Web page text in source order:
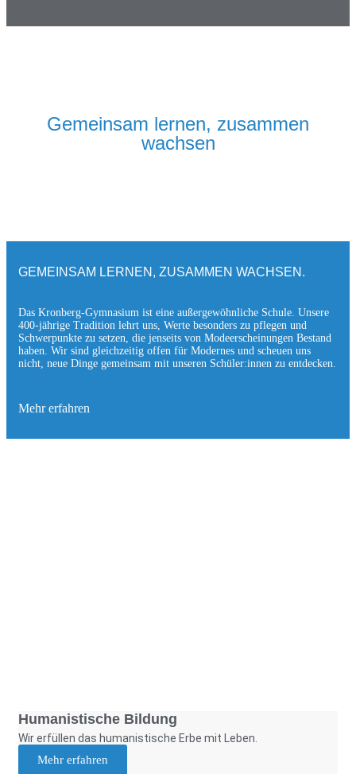
Gemeinsam lernen, zusammen
wachsen
GEMEINSAM LERNEN, ZUSAMMEN WACHSEN.
Das Kronberg-Gymnasium ist eine außergewöhnliche Schule. Unsere
400-jährige Tradition lehrt uns, Werte besonders zu pflegen und
Schwerpunkte zu setzen, die jen­seits von Modeerscheinungen Be­stand
haben. Wir sind gleichzeitig offen für Modernes und scheuen uns
nicht, neue Dinge gemeinsam mit unseren Schüler:innen zu entde­cken.
Mehr erfahren
Humanistische Bildung
Wir erfüllen das humanistische Erbe mit Leben.
Mehr erfahren